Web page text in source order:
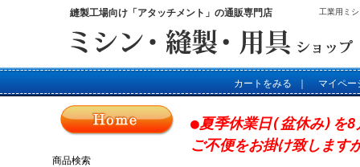
縫製工場向け「アタッチメント」の通販専門店 工業用ミ
カートをみる マイペー
商品検索
●夏季休業日(盆休み)を
ご不便をお掛け致します